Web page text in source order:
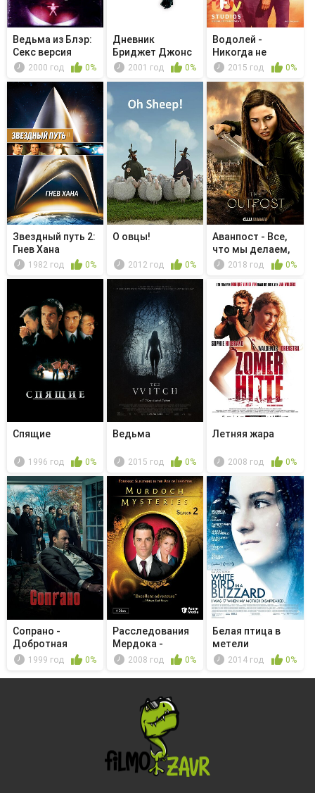
Ведьма из Блэр:
Секс версия
2000 год 0%
Дневник
Бриджет Джонс
2001 год 0%
Водолей -
Никогда не
говори никогда
2015 год 0%
Звездный путь 2:
Гнев Хана
1982 год 0%
О овцы!
2012 год 0%
Аванпост - Все,
что мы делаем,
это го...
2018 год 0%
Спящие
1996 год 0%
Ведьма
2015 год 0%
Летняя жара
2008 год 0%
Сопрано -
Добротная
кожаная куртка
1999 год 0%
Расследования
Мердока -
Давайте
2008 год 0%
Белая птица в
метели
2014 год 0%